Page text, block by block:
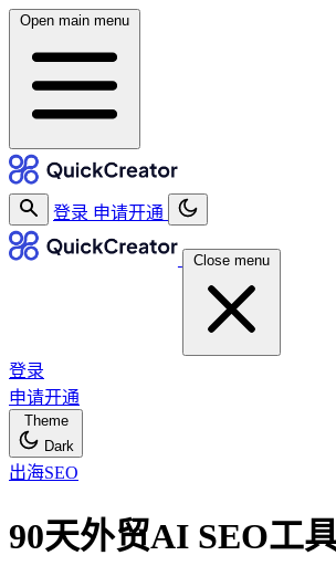
Open main menu
登录 申请开通
Close menu
登录
申请开通
Theme
Dark
出海SEO
90天外贸AI SEO工